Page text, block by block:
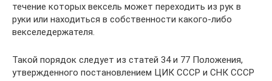
течение которых вексель может переходить из рук в
руки или находиться в собственности какого-либо
векселедержателя.
Такой порядок следует из статей 34 и 77 Положения,
утвержденного постановлением ЦИК СССР и СНК СССР